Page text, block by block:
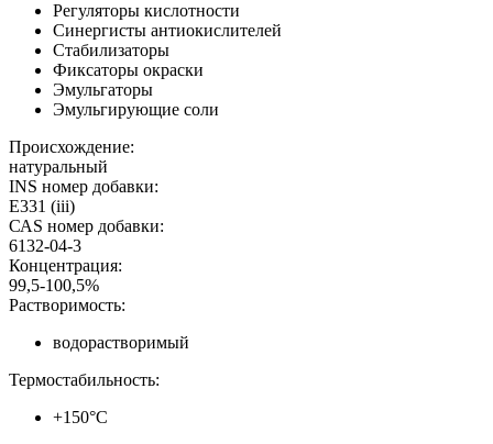
Регуляторы кислотности
Синергисты антиокислителей
Стабилизаторы
Фиксаторы окраски
Эмульгаторы
Эмульгирующие соли
Происхождение:
натуральный
INS номер добавки:
E331 (iii)
САS номер добавки:
6132-04-3
Концентрация:
99,5-100,5%
Растворимость:
водорастворимый
Термостабильность:
+150°C